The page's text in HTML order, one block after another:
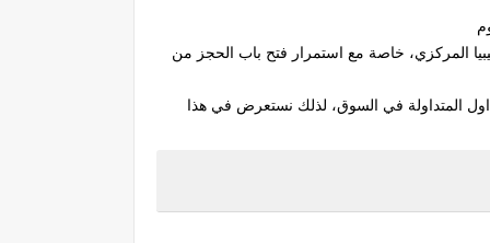
المركزي، خاصة مع استمرار فتح باب الحجز من
المتداولة في السوق، لذلك نستعرض في هذا